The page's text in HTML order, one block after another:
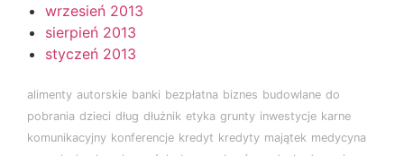
wrzesień 2013
sierpień 2013
styczeń 2013
alimenty autorskie banki bezpłatna biznes budowlane do
pobrania dzieci dług dłużnik etyka grunty inwestycje karne
komunikacyjny konferencje kredyt kredyty majątek medycyna